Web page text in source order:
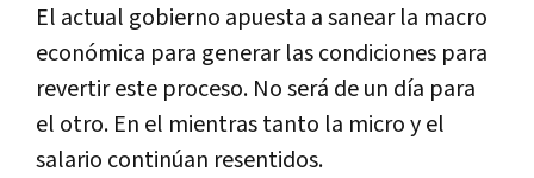
El actual gobierno apuesta a sanear la macro
económica para generar las condiciones para
revertir este proceso. No será de un día para
el otro. En el mientras tanto la micro y el
salario continúan resentidos.